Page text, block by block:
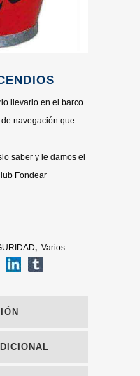
llevarlo en el barco
navegación que
saber y le damos el
Fondear
, Varios